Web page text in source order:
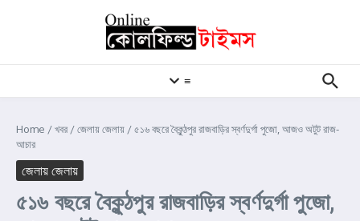
≡
Home /খবর /জেলায় জেলায় /৫১৬ বছরে বৈকুন্ঠপুর রাজবাড়ির স্বর্ণদুর্গা পুজো, আজও অটুট রাজ-
আচার
জেলায় জেলায়
৫১৬ বছরে বৈকুন্ঠপুর রাজবাড়ির স্বর্ণদুর্গা পুজো,